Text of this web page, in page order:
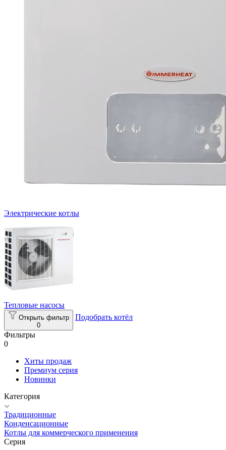
Электрические котлы
Тепловые насосы
Открыть фильтр
0
Подобрать котёл
Фильтры
0
Хиты продаж
Премиум серия
Новинки
Категория
Традиционные
Конденсационные
Котлы для коммерческого применения
Серия